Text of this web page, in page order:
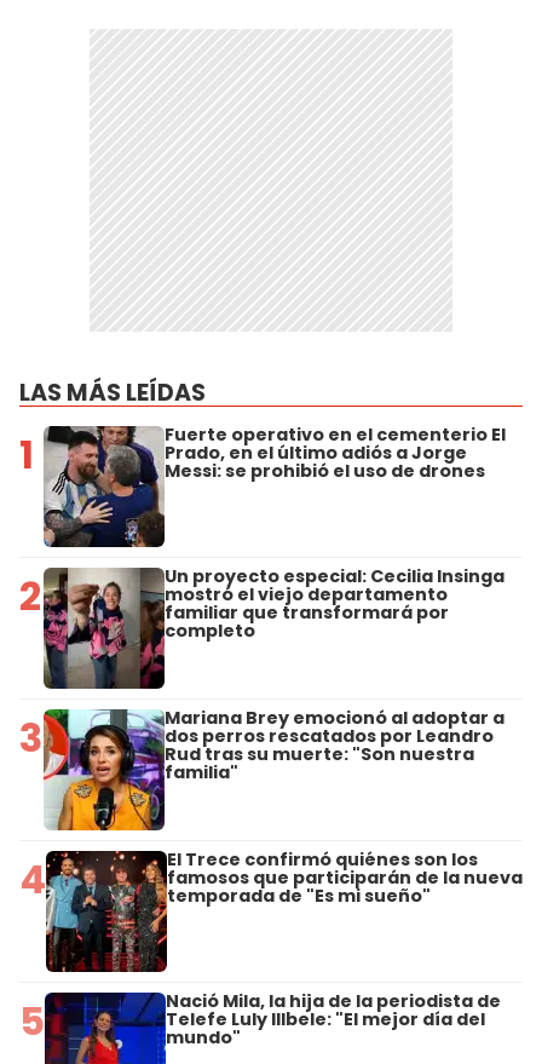
LAS MÁS LEÍDAS
1 Fuerte operativo en el cementerio El
Prado, en el último adiós a Jorge
Messi: se prohibió el uso de drones
2 Un proyecto especial: Cecilia Insinga
mostró el viejo departamento
familiar que transformará por
completo
3 Mariana Brey emocionó al adoptar a
dos perros rescatados por Leandro
Rud tras su muerte: "Son nuestra
familia"
4 El Trece confirmó quiénes son los
famosos que participarán de la nueva
temporada de "Es mi sueño"
5 Nació Mila, la hija de la periodista de
Telefe Luly Illbele: "El mejor día del
mundo"